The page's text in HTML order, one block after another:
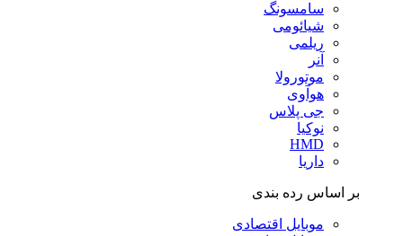
سامسونگ
شیائومی
ریلمی
آنر
موتورولا
هوآوی
جی پلاس
نوکیا
HMD
داریا
بر اساس رده بندی
موبایل اقتصادی